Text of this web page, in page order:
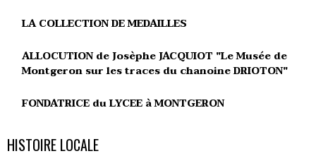
LA COLLECTION DE MEDAILLES
ALLOCUTION de Josèphe JACQUIOT "Le Musée de
Montgeron sur les traces du chanoine DRIOTON"
FONDATRICE du LYCEE à MONTGERON
HISTOIRE LOCALE